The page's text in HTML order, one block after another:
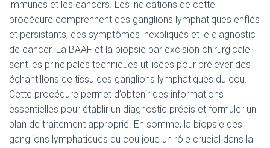
immunes et les cancers. Les indications de cette
procédure comprennent des ganglions lymphatiques enflés
et persistants, des symptômes inexpliqués et le diagnostic
de cancer. La BAAF et la biopsie par excision chirurgicale
sont les principales techniques utilisées pour prélever des
échantillons de tissu des ganglions lymphatiques du cou.
Cette procédure permet d’obtenir des informations
essentielles pour établir un diagnostic précis et formuler un
plan de traitement approprié. En somme, la biopsie des
ganglions lymphatiques du cou joue un rôle crucial dans la